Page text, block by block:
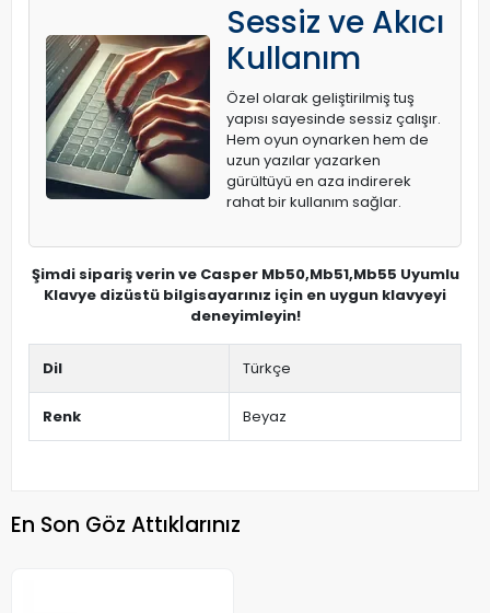
Sessiz ve Akıcı
Kullanım
Özel olarak geliştirilmiş tuş
yapısı sayesinde sessiz çalışır.
Hem oyun oynarken hem de
uzun yazılar yazarken
gürültüyü en aza indirerek
rahat bir kullanım sağlar.
Şimdi sipariş verin ve Casper Mb50,Mb51,Mb55 Uyumlu
Klavye dizüstü bilgisayarınız için en uygun klavyeyi
deneyimleyin!
Dil Türkçe
Renk Beyaz
En Son Göz Attıklarınız